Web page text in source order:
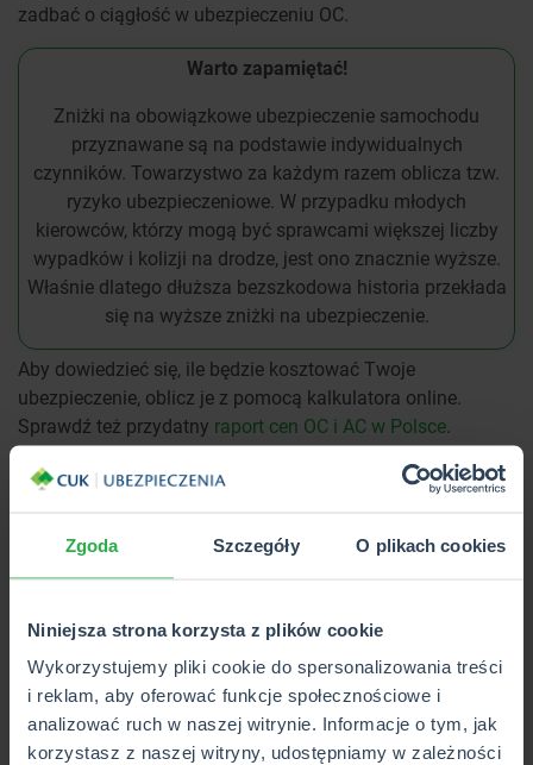
Zgoda Szczegóły O plikach cookies
Niniejsza strona korzysta z plików cookie
Wykorzystujemy pliki cookie do spersonalizowania treści
i reklam, aby oferować funkcje społecznościowe i
analizować ruch w naszej witrynie. Informacje o tym, jak
korzystasz z naszej witryny, udostępniamy w zależności
zadbać o ciągłość w ubezpieczeniu OC.
Warto zapamiętać!
Zniżki na obowiązkowe ubezpieczenie samochodu
przyznawane są na podstawie indywidualnych
czynników. Towarzystwo za każdym razem oblicza tzw.
ryzyko ubezpieczeniowe. W przypadku młodych
kierowców, którzy mogą być sprawcami większej liczby
wypadków i kolizji na drodze, jest ono znacznie wyższe.
Właśnie dlatego dłuższa bezszkodowa historia przekłada
się na wyższe zniżki na ubezpieczenie.
Aby dowiedzieć się, ile będzie kosztować Twoje
ubezpieczenie, oblicz je z pomocą kalkulatora online.
Sprawdź też przydatny raport cen OC i AC w Polsce.
Miejsce zamieszkania, rodzaj pojazdu i inne czynniki
Na poziom zniżek wpływają również czynniki niezwiązane
bezpośrednio z historią szkód. Jednym z nich jestmiejsce
zamieszkania . W dużych miastach, gdzie ruch jest
intensywniejszy, a liczba kolizji wyższa, składki są